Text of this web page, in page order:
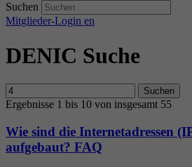
Suchen
Mitglieder-Login en
DENIC Suche
Suchen
Ergebnisse 1 bis 10 von insgesamt 55
Wie sind die Internetadressen
aufgebaut? FAQ